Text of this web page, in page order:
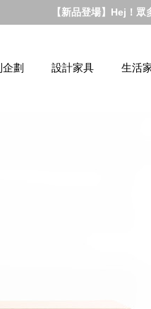
【新品登場】Hej！眾
劃 設計家具 生活